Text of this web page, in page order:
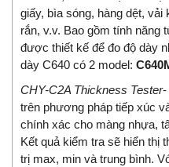
giấy, bìa sóng, hàng dệt, vải
rắn, v.v. Bao gồm tính năng
được thiết kế để đo độ dày
dày C640 có 2 model:
CHY-C2A Thickness Tester-
trên phương pháp tiếp xúc
chính xác cho màng nhựa,
Kết quả kiểm tra sẽ hiển thị
trị max, min và trung bình.